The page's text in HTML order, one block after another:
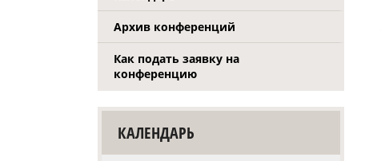
Архив конференций
Как подать заявку на
конференцию
КАЛЕНДАРЬ